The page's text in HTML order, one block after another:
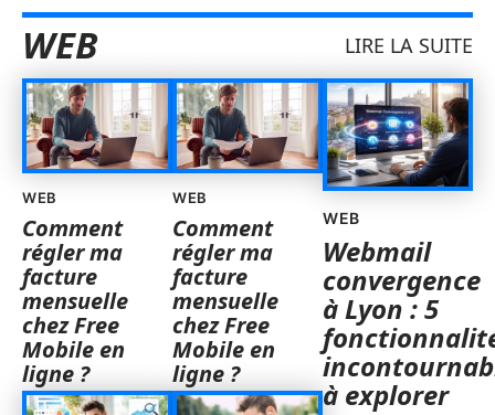
WEB LIRE LA SUITE
WEB
Comment
régler ma
facture
mensuelle
chez Free
Mobile en
ligne ?
WEB
Comment
régler ma
facture
mensuelle
chez Free
Mobile en
ligne ?
WEB
Webmail
convergence
à Lyon : 5
à explorer